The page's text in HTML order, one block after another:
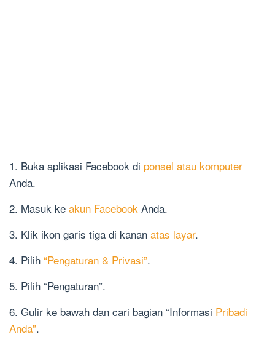
1. Buka aplikasi Facebook di ponsel atau komputer
Anda.
2. Masuk ke akun Facebook Anda.
3. Klik ikon garis tiga di kanan atas layar.
4. Pilih “Pengaturan & Privasi”.
5. Pilih “Pengaturan”.
6. Gulir ke bawah dan cari bagian “Informasi Pribadi
Anda”.